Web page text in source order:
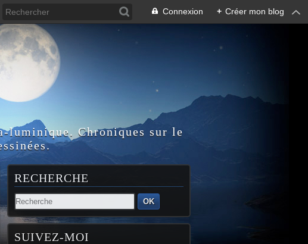
Connexion + Créer mon blog
luminique. Chroniques sur le
RECHERCHE
OK
SUIVEZ-MOI